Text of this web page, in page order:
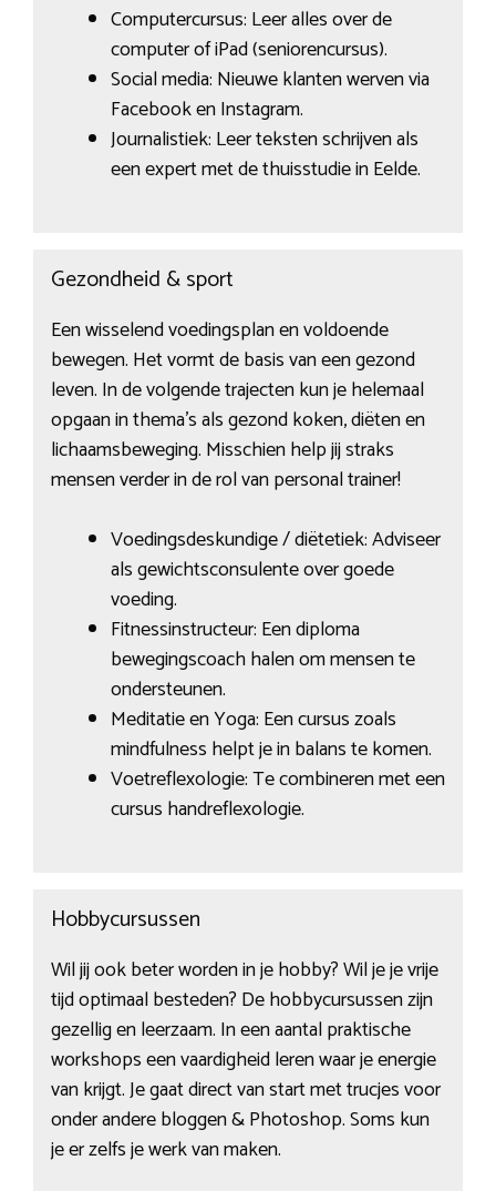
Computercursus: Leer alles over de
computer of iPad (seniorencursus).
Social media: Nieuwe klanten werven via
Facebook en Instagram.
Journalistiek: Leer teksten schrijven als
een expert met de thuisstudie in Eelde.
Gezondheid & sport
Een wisselend voedingsplan en voldoende
bewegen. Het vormt de basis van een gezond
leven. In de volgende trajecten kun je helemaal
opgaan in thema’s als gezond koken, diëten en
lichaamsbeweging. Misschien help jij straks
mensen verder in de rol van personal trainer!
Voedingsdeskundige / diëtetiek: Adviseer
als gewichtsconsulente over goede
voeding.
Fitnessinstructeur: Een diploma
bewegingscoach halen om mensen te
ondersteunen.
Meditatie en Yoga: Een cursus zoals
mindfulness helpt je in balans te komen.
Voetreflexologie: Te combineren met een
cursus handreflexologie.
Hobbycursussen
Wil jij ook beter worden in je hobby? Wil je je vrije
tijd optimaal besteden? De hobbycursussen zijn
gezellig en leerzaam. In een aantal praktische
workshops een vaardigheid leren waar je energie
van krijgt. Je gaat direct van start met trucjes voor
onder andere bloggen & Photoshop. Soms kun
je er zelfs je werk van maken.